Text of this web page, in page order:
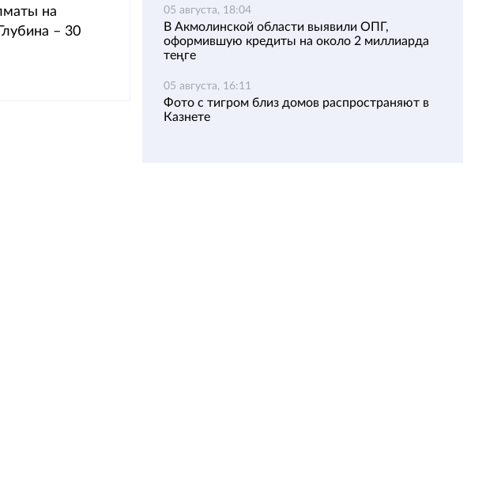
на
– 30
05 августа, 18:04
В Акмолинской области выявили ОПГ,
оформившую кредиты на около 2 миллиарда
теңге
05 августа, 16:11
Фото с тигром близ домов распространяют в
Казнете